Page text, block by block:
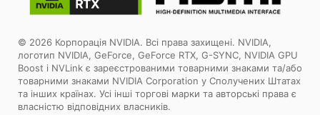
© 2026 Корпорація NVIDIA. Всі права захищені. NVIDIA,
логотип NVIDIA, GeForce, GeForce RTX, G-SYNC, NVIDIA GPU
Boost і NVLink є зареєстрованими товарними знаками та/або
товарними знаками NVIDIA Corporation у Сполучених Штатах
та інших країнах. Усі інші торгові марки та авторські права є
власністю відповідних власників.